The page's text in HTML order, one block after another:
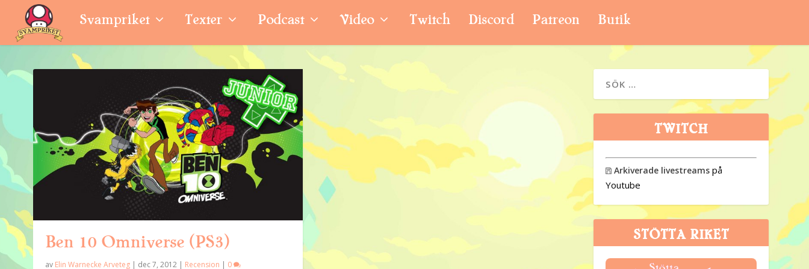
Svampriket Texter Podcast Video Twitch Discord Patreon Butik
Ben 10 Omniverse (PS3)
av Elin Warnecke Arveteg | dec 7, 2012 | Recension | 0
TWITCH
 Arkiverade livestreams på
Youtube
STÖTTA RIKET